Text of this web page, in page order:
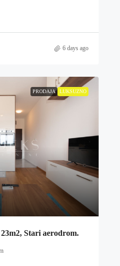
6 days ago
PRODAJA LUKSUZNO
Stari aerodrom.